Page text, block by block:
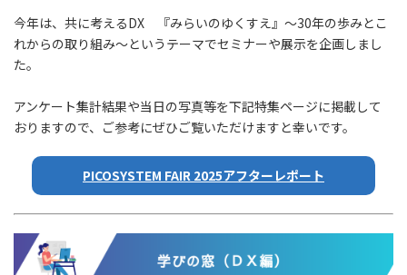
今年は、共に考えるDX 『みらいのゆくすえ』～30年の歩みとこ
れからの取り組み～というテーマでセミナーや展示を企画しまし
た。
アンケート集計結果や当日の写真等を下記特集ページに掲載して
おりますので、ご参考にぜひご覧いただけますと幸いです。
PICOSYSTEM FAIR 2025アフターレポート